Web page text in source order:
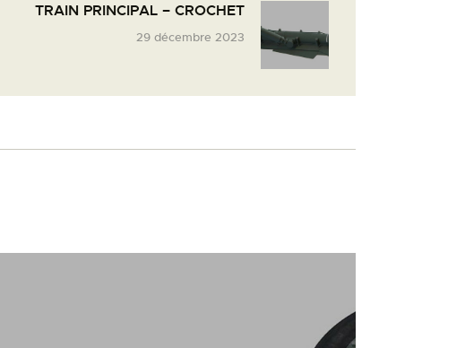
TRAIN PRINCIPAL – CROCHET
29 décembre 2023